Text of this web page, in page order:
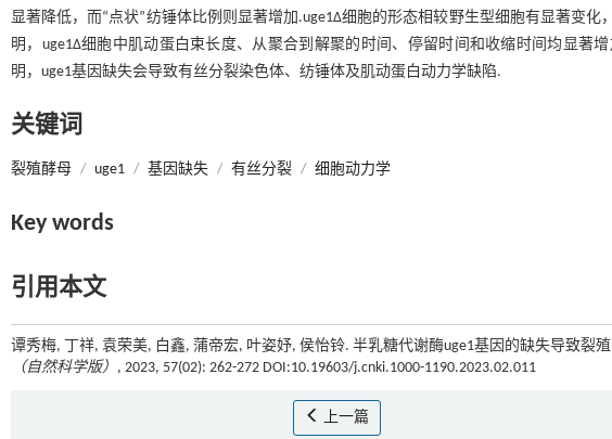
显著降低，而“点状”纺锤体比例则显著增加.uge1Δ细胞的形态相较野生型细胞有显著变
明，uge1Δ细胞中肌动蛋白束长度、从聚合到解聚的时间、停留时间和收缩时间均显著
明，uge1基因缺失会导致有丝分裂染色体、纺锤体及肌动蛋白动力学缺陷.
关键词
裂殖酵母 / uge1 / 基因缺失 / 有丝分裂 / 细胞动力学
Key words
引用本文
谭秀梅, 丁祥, 袁荣美, 白鑫, 蒲帝宏, 叶姿妤, 侯怡铃. 半乳糖代谢酶uge1基因的缺失导致裂
（自然科学版） , 2023, 57(02): 262-272 DOI:10.19603/j.cnki.1000-1190.2023.02.011
上一篇